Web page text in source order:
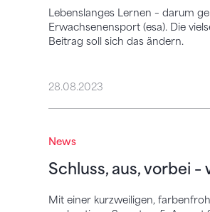
Lebenslanges Lernen – darum
Erwachsenensport (esa). Die
Beitrag soll sich das ändern.
28.08.2023
News
Schluss, aus, vorbei
Mit einer kurzweiligen,